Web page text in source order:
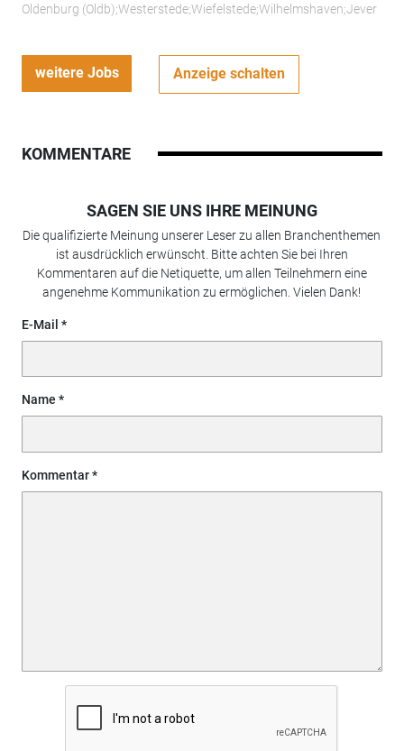
Oldenburg (Oldb);Westerstede;Wiefelstede;Wilhelmshaven;Jever
weitere Jobs Anzeige schalten
KOMMENTARE
SAGEN SIE UNS IHRE MEINUNG
Die qualifizierte Meinung unserer Leser zu allen Branchenthemen
ist ausdrücklich erwünscht. Bitte achten Sie bei Ihren
Kommentaren auf die Netiquette, um allen Teilnehmern eine
angenehme Kommunikation zu ermöglichen. Vielen Dank!
E-Mail
Name
Kommentar